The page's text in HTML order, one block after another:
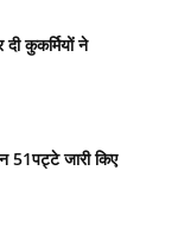
कुकर्मियों ने
51पट्टे जारी किए